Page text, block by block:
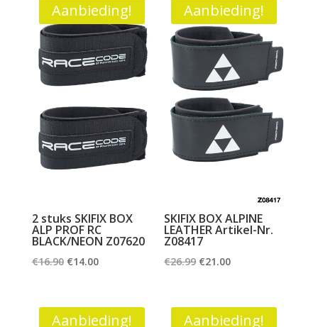
Aanbieding!
2 stuks SKIFIX BOX
ALP PROF RC
BLACK/NEON Z07620
€16.90 Oorspronkelijke
€16.90.
€14.00Huidige
€14.00.
Aanbieding!
SKIFIX BOX ALPINE
LEATHER Artikel-Nr.
Z08417
€26.99 Oorspronkelijke
€26.99.
€21.00Huidige
€21.00.
Aanbieding! Aanbieding!